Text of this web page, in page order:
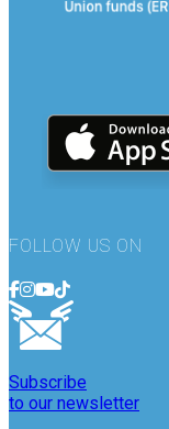
FOLLOW US ON
Subscribe
to our newsletter